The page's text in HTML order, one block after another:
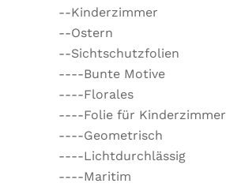
--Kinderzimmer
--Ostern
--Sichtschutzfolien
----Bunte Motive
----Florales
----Folie für Kinderzimmer
----Geometrisch
----Lichtdurchlässig
----Maritim